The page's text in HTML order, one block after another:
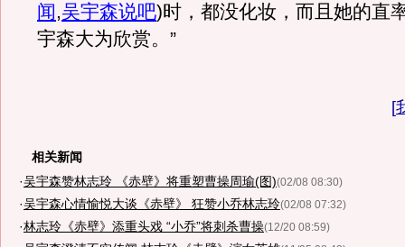
闻,吴宇森说吧)时，都没化妆，而且她的直
宇森大为欣赏。”
[
相关新闻
·吴宇森赞林志玲 《赤壁》将重塑曹操周瑜(图)(02/08 08:30)
·吴宇森心情愉悦大谈《赤壁》 狂赞小乔林志玲(02/08 07:32)
·林志玲《赤壁》添重头戏 “小乔”将刺杀曹操(12/20 08:59)